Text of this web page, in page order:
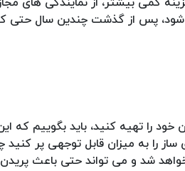
شود، پس از گذشت چندین سال حتی
را تهیه کنید، باید بگوییم که
را به میزان قابل توجهی پر کنید
شد و می تواند حتی باعث